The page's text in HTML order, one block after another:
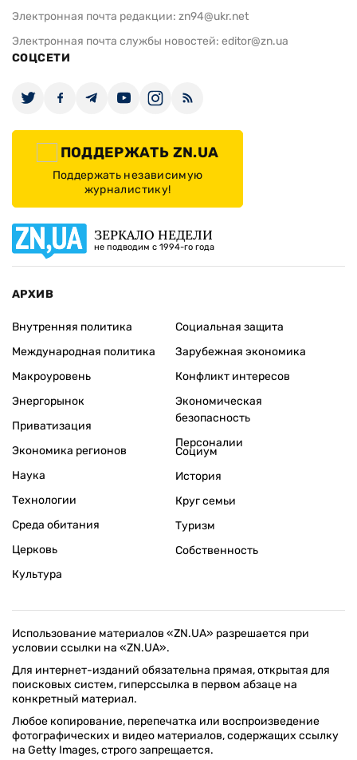
Электронная почта редакции: zn94@ukr.net
Электронная почта службы новостей: editor@zn.ua
СОЦСЕТИ
ПОДДЕРЖАТЬ ZN.UA
Поддержать независимую
журналистику!
ЗЕРКАЛО НЕДЕЛИ
не подводим с 1994-го года
АРХИВ
Внутренняя политика
Международная политика
Макроуровень
Энергорынок
Приватизация
Экономика регионов
Социальная защита
Зарубежная экономика
Конфликт интересов
Экономическая
безопасность
Персоналии
Наука
Технологии
Среда обитания
Церковь
Культура
Социум
История
Круг семьи
Туризм
Собственность
Использование материалов «ZN.UA» разрешается при
условии ссылки на «ZN.UA».
Для интернет-изданий обязательна прямая, открытая для
поисковых систем, гиперссылка в первом абзаце на
конкретный материал.
Любое копирование, перепечатка или воспроизведение
фотографических и видео материалов, содержащих ссылку
на Getty Images, строго запрещается.